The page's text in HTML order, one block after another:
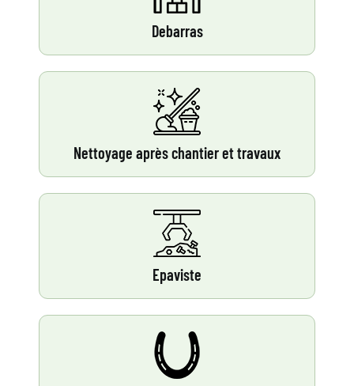
Debarras
Nettoyage après chantier et travaux
Epaviste